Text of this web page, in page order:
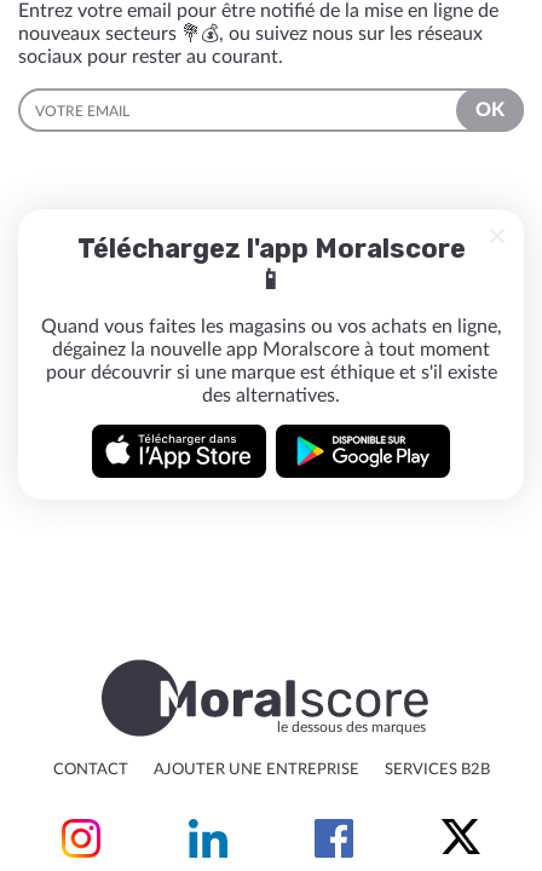
Entrez votre email pour être notifié de la mise en ligne de
nouveaux secteurs 💐💰, ou suivez nous sur les réseaux
sociaux pour rester au courant.
EMAIL
OK
Téléchargez l'app Moralscore
📱
Quand vous faites les magasins ou vos achats en ligne,
dégainez la nouvelle app Moralscore à tout moment
pour découvrir si une marque est éthique et s'il existe
des alternatives.
le dessous des marques
CONTACT AJOUTER UNE ENTREPRISE SERVICES B2B